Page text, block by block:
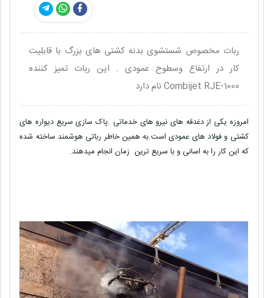
ربات مخصوص شستشوی بدنه کشتی های بزرگ با قابلیت
کار در ارتفاع وسطوح عمودی . این ربات تمیز کننده
Combijet RJE-1000 نام دارد
امروزه یکی از دغدقه های نیرو های خدماتی .پاک سازی سریع دیواره های
کشتی و فولاد های عمودی است.به همین خاطر رباتی هوشمند ساخته شده
که این کار را به اسانی و با سریع ترین زمان انجام میدهند.